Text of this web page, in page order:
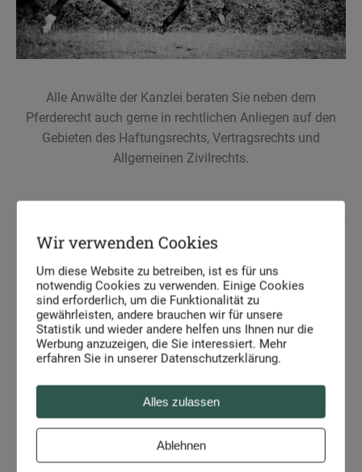
Alle Anwälte der Kanzlei beraten Sie neben dem
Pferderecht auch gerne in rechtlichen Anliegen auf den
Gebieten des Haftungsrechts, Vertragsrechts und
Allgemeinen Zivilrechts.
Friederike Karsch
RAin und Pferdewissenschaftlerin (B. Sc.) Friederike
Karsch berät Sie fachkundig in Angelegenheiten des
Pferde- und Tierarzthaftungsrecht.
Friederike Karsch
Wir verwenden Cookies
Um diese Website zu betreiben, ist es für uns
notwendig Cookies zu verwenden. Einige Cookies
sind erforderlich, um die Funktionalität zu
gewährleisten, andere brauchen wir für unsere
Statistik und wieder andere helfen uns Ihnen nur die
Werbung anzuzeigen, die Sie interessiert. Mehr
erfahren Sie in unserer Datenschutzerklärung.
Alles zulassen
Ablehnen